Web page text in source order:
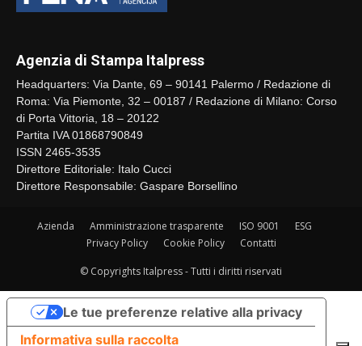
Agenzia di Stampa Italpress
Headquarters: Via Dante, 69 – 90141 Palermo / Redazione di
Roma: Via Piemonte, 32 – 00187 / Redazione di Milano: Corso
di Porta Vittoria, 18 – 20122
Partita IVA 01868790849
ISSN 2465-3535
Direttore Editoriale: Italo Cucci
Direttore Responsabile: Gaspare Borsellino
Azienda Amministrazione trasparente ISO 9001
ESG
Privacy Policy
Cookie Policy Contatti
© Copyrights Italpress - Tutti i diritti riservati
Informativa sulla raccolta
Le tue preferenze relative alla privacy